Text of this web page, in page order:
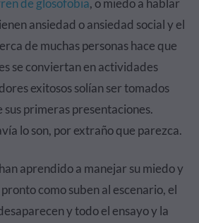
de glosofobia, o miedo a hablar
ansiedad o ansiedad social y el
de muchas personas hace que
se conviertan en actividades
exitosos solían ser tomados
sus primeras presentaciones.
lo son, por extraño que parezca.
aprendido a manejar su miedo y
como suben al escenario, el
y todo el ensayo y la